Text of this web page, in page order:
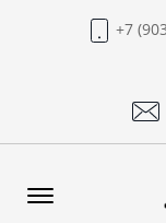
+7